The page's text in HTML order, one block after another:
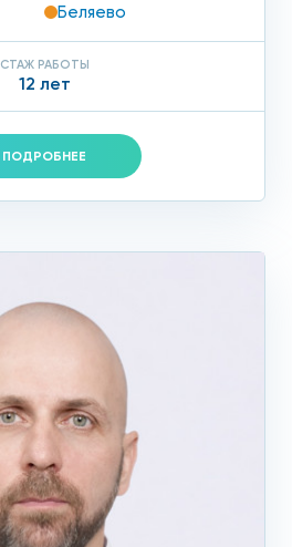
Беляево
СТАЖ РАБОТЫ
12 лет
ПОДРОБНЕЕ